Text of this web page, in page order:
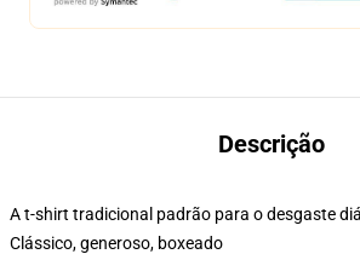
Descrição
A t-shirt tradicional padrão para o desgaste
Clássico, generoso, boxeado